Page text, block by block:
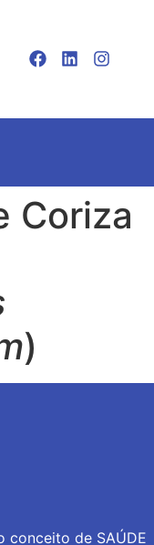
Coriza
)
conceito de SAÚDE